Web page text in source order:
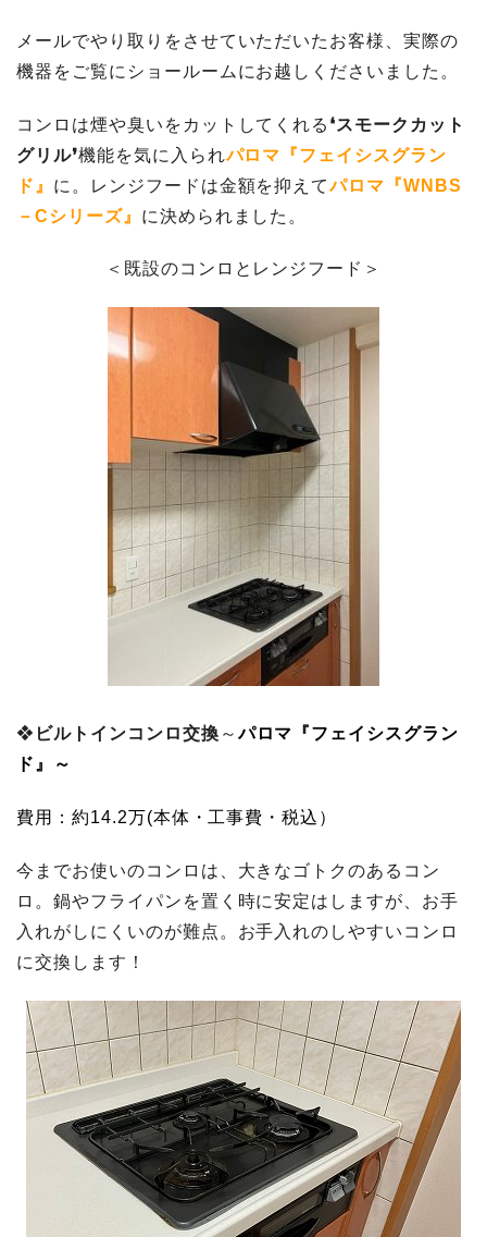
メールでやり取りをさせていただいたお客様、実際の
機器をご覧にショールームにお越しくださいました。
コンロは煙や臭いをカットしてくれる ❛スモークカット
グリル❜機能を気に入られパロマ『フェイシスグラン
ド』 に。レンジフードは金額を抑えてパロマ『WNBS
－Cシリーズ』 に決められました。
＜既設のコンロとレンジフード＞
❖ ビルトインコンロ交換 ～パロマ『フェイシスグラン
ド』
～
費用：約14.2万(本体・工事費・税込）
今までお使いのコンロは、大きなゴトクのあるコン
ロ。鍋やフライパンを置く時に安定はしますが、お手
入れがしにくいのが難点。お手入れのしやすいコンロ
に交換します！